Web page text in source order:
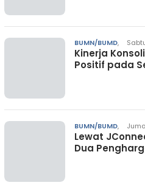
BUMN/BUMD,
Kinerja
Positif pada
BUMN/BUMD,
Lewat
Dua